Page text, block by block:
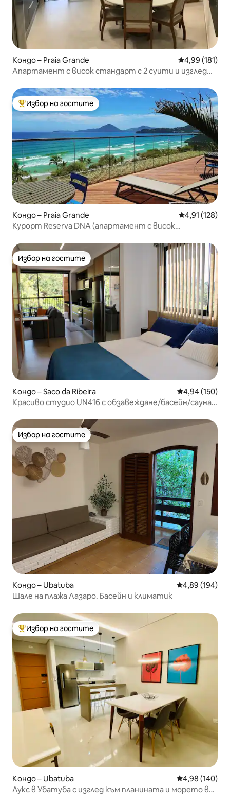
Кондо – Praia Grande Средна
4,99 (181)
Апартамент с висок стандарт с 2 суити и изглед
Най-популярен избор на гостите
Избор на гостите
Кондо – Praia Grande Средна
4,91 (128)
Курорт Reserva DNA (апартамент с висок
Избор на гостите
Избор на гостите
Кондо – Saco da Ribeira Средна
4,94 (150)
Красиво студио UN416 с обзавеждане/басейн/сауна/
Избор на гостите
Избор на гостите
Кондо – Ubatuba Средна
4,89 (194)
Шале на плажа Лазаро. Басейн и климатик
Най-популярен избор на гостите
Избор на гостите
Кондо – Ubatuba Средна
4,98 (140)
Лукс в Убатуба с изглед към планината и морето в